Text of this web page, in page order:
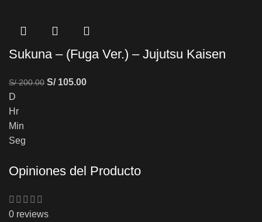
Sukuna – (Fuga Ver.) – Jujutsu Kaisen
S/200.00 S/105.00
D
Hr
Min
Seg
Opiniones del Producto
0 reviews